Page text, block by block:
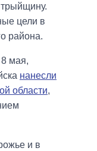
цели в
района.
мая,
нанесли
области,
и в